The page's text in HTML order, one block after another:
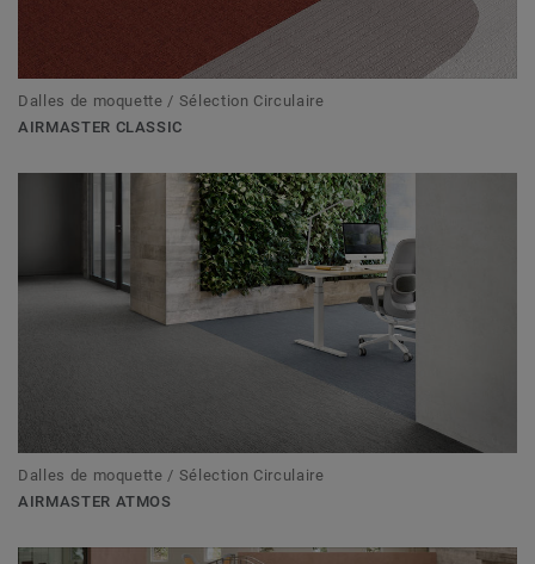
Dalles de moquette / Sélection Circulaire
AIRMASTER CLASSIC
Dalles de moquette / Sélection Circulaire
AIRMASTER ATMOS